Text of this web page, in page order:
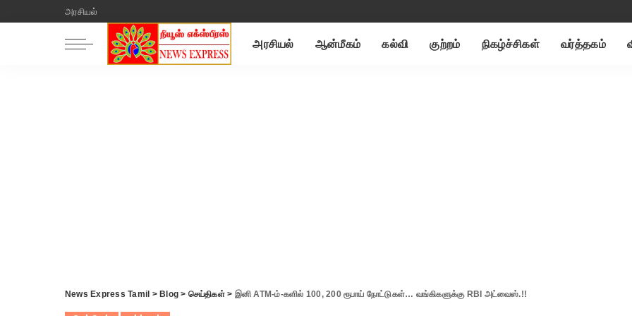
அரசியல்
அரசியல் ஆன்மீகம் கல்வி குற்றம் நிகழ்ச்சிகள் வர்த்தகம்
News Express Tamil > Blog > செய்திகள்> இனி ATM-ம்-களில் 100, 200 ரூபாய் நோட்டுகள்… வங்கிகளுக்கு RBI அட்வைஸ்.!!